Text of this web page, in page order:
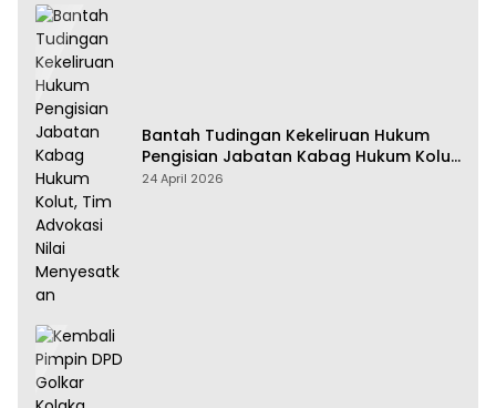
Bantah Tudingan Kekeliruan Hukum
Pengisian Jabatan Kabag Hukum Kolut,
Tim Advokasi Nilai Menyesatkan
24 April 2026